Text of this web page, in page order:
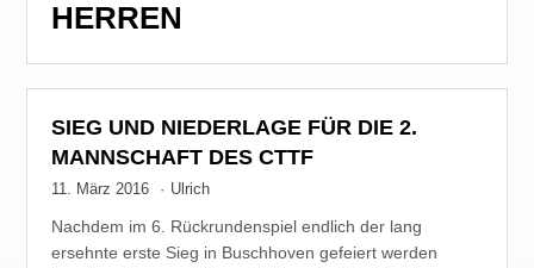
HERREN
SIEG UND NIEDERLAGE FÜR DIE 2.
MANNSCHAFT DES CTTF
11. März 2016 · Ulrich
Nachdem im 6. Rückrundenspiel endlich der lang
ersehnte erste Sieg in Buschhoven gefeiert werden